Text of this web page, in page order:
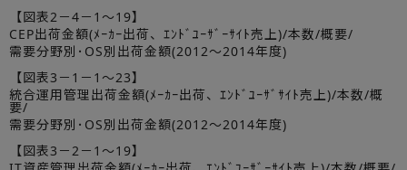
【図表2－4－1～19】
CEP出荷金額(ﾒｰｶｰ出荷、ｴﾝﾄﾞﾕｰｻﾞｰｻｲﾄ売上)/本数/概要/
需要分野別･OS別出荷金額(2012～2014年度)
【図表3－1－1～23】
統合運用管理出荷金額(ﾒｰｶｰ出荷、ｴﾝﾄﾞﾕｰｻﾞｻｲﾄ売上)/本数/概
要/
需要分野別･OS別出荷金額(2012～2014年度)
【図表3－2－1～19】